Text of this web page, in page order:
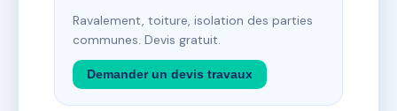
Ravalement, toiture, isolation des parties
communes. Devis gratuit.
Demander un devis travaux